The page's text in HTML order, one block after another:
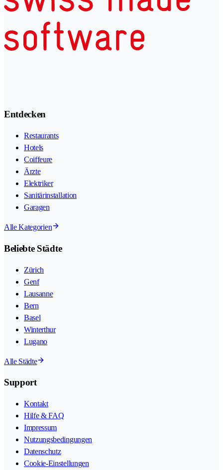
Entdecken
Restaurants
Hotels
Coiffeure
Ärzte
Elektriker
Sanitärinstallation
Garagen
Alle Kategorien
Beliebte Städte
Zürich
Genf
Lausanne
Bern
Basel
Winterthur
Lugano
Alle Städte
Support
Kontakt
Hilfe & FAQ
Impressum
Nutzungsbedingungen
Datenschutz
Cookie-Einstellungen